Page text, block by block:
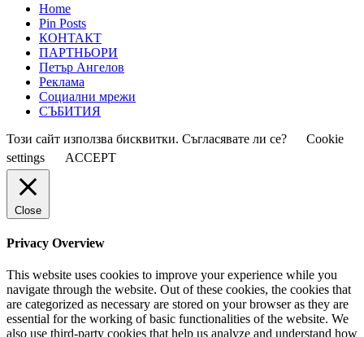
Home
Pin Posts
КОНТАКТ
ПАРТНЬОРИ
Петър Ангелов
Реклама
Социални мрежи
СЪБИТИЯ
Този сайт използва бисквитки. Съгласявате ли се?
Cookie
settings
ACCEPT
Close
Privacy Overview
This website uses cookies to improve your experience while you
navigate through the website. Out of these cookies, the cookies that
are categorized as necessary are stored on your browser as they are
essential for the working of basic functionalities of the website. We
also use third-party cookies that help us analyze and understand how